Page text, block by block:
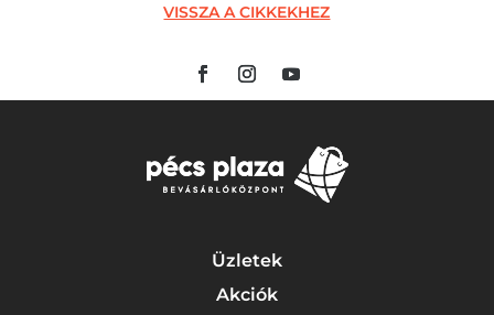
VISSZA A CIKKEKHEZ
Üzletek
Akciók